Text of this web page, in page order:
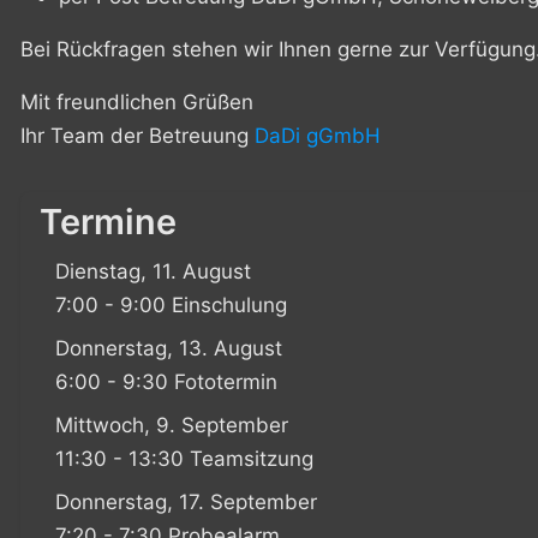
Bei Rückfragen stehen wir Ihnen gerne zur
Mit freundlichen Grüßen
Ihr Team der Betreuung DaDi gGmbH
Termine
Dienstag, 11. August
7:00 - 9:00 Einschulung
Donnerstag, 13. August
6:00 - 9:30 Fototermin
Mittwoch, 9. September
11:30 - 13:30 Teamsitzung
Donnerstag, 17. September